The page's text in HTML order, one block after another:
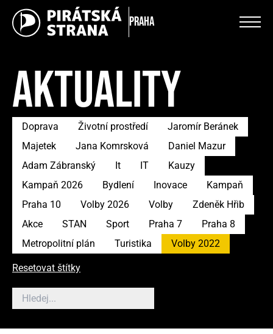
Praha
AKTUALITY
Doprava Životní prostředí
Jaromír Beránek
Majetek
Jana Komrsková
Daniel Mazur
Adam Zábranský
It IT
Kauzy
Kampaň 2026
Bydlení Inovace
Kampaň
Praha 10
Volby 2026 Volby
Zdeněk Hřib
Akce
STAN Sport Praha 7
Praha 8
Metropolitní plán
Turistika Volby 2022
Resetovat štítky